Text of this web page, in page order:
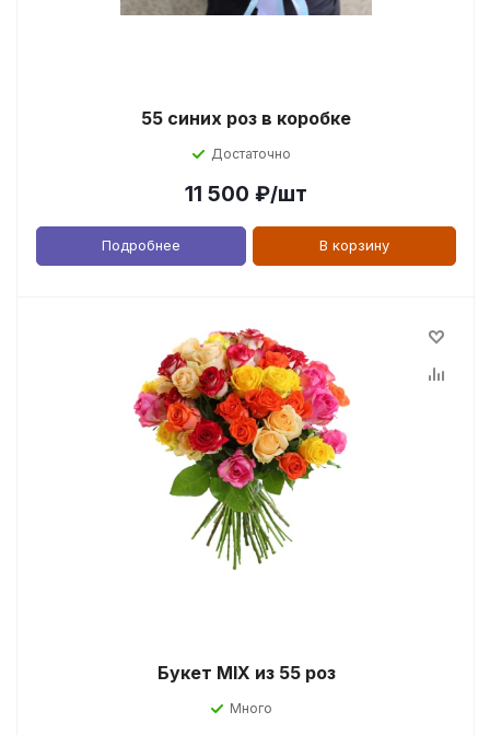
55 синих роз в коробке
Достаточно
11 500 ₽/шт
Подробнее В корзину
Букет MIX из 55 роз
Много